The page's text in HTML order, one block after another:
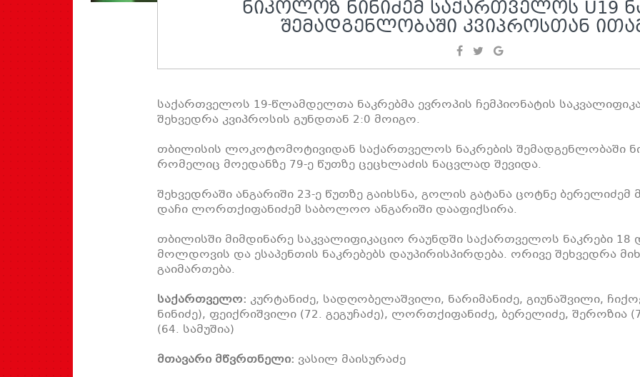
ᲜᲘᲙᲝᲚᲝᲖ ᲜᲘᲜᲘᲫᲔᲛ ᲡᲐᲥᲐᲠᲗᲕᲔᲚᲝᲡ U19
ᲨᲔᲛᲐᲓᲒᲔᲜᲚᲝᲑᲐᲨᲘ ᲙᲕᲘᲞᲠᲝᲡᲗᲐᲜ
საქართველოს 19-წლამდელთა ნაკრებმა ევროპის ჩემპიონატის
შეხვედრა კვიპროსის გუნდთან 2:0 მოიგო.
თბილისის ლოკოტომოტივიდან საქართველოს ნაკრების შემადგენლობაში
რომელიც მოედანზე 79-ე წუთზე ცეცხლაძის ნაცვლად შევიდა.
შეხვედრაში ანგარიში 23-ე წუთზე გაიხსნა, გოლის გატანა ცოტნე ბერელიძემ
დაჩი ლორთქიფანიძემ საბოლოო ანგარიში დააფიქსირა.
თბილისში მიმდინარე საკვალიფიკაციო რაუნდში საქართველოს ნაკრები 18
მოლდოვის და ესაპენთის ნაკრებებს დაუპირისპირდება. ორივე შეხვედრა
გაიმართება.
საქართველო: კურტანიძე, სადღობელაშვილი, ნარიმანიძე, გიუნაშვილი,
ნინიძე), ფეიქრიშვილი (72. გეგუჩაძე), ლორთქიფანიძე, ბერელიძე, შეროზია
(64. სამუშია)
მთავარი მწვრთნელი: ვასილ მაისურაძე